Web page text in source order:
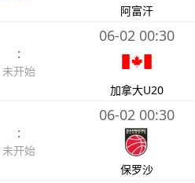
阿富汗
:
未开始
06-02 00:30
加拿大U20
:
未开始
06-02 00:30
保罗沙